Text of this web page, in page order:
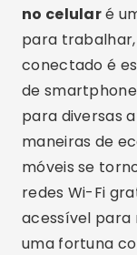
no celularé
para
conectado é
de
para diversas
maneiras de
móveis se
redes Wi-Fi
acessível para
uma fortuna